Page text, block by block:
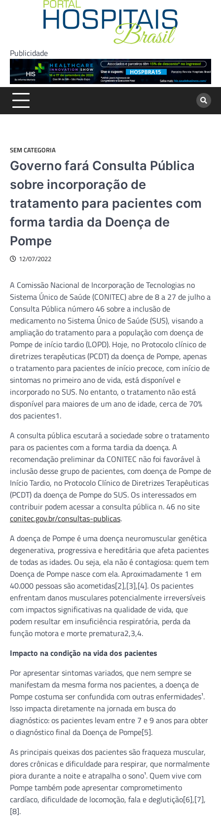
Publicidade
SEM CATEGORIA
Governo fará Consulta Pública
sobre incorporação de
tratamento para pacientes com
forma tardia da Doença de
Pompe
12/07/2022
A Comissão Nacional de Incorporação de Tecnologias no
Sistema Único de Saúde (CONITEC) abre de 8 a 27 de julho a
Consulta Pública número 46 sobre a inclusão de
medicamento no Sistema Único de Saúde (SUS), visando a
ampliação do tratamento para a população com doença de
Pompe de início tardio (LOPD). Hoje, no Protocolo clínico de
diretrizes terapêuticas (PCDT) da doença de Pompe, apenas
o tratamento para pacientes de início precoce, com início de
sintomas no primeiro ano de vida, está disponível e
incorporado no SUS. No entanto, o tratamento não está
disponível para maiores de um ano de idade, cerca de 70%
dos pacientes1.
A consulta pública escutará a sociedade sobre o tratamento
para os pacientes com a forma tardia da doença. A
recomendação preliminar da CONITEC não foi favorável à
inclusão desse grupo de pacientes, com doença de Pompe de
Início Tardio, no Protocolo Clínico de Diretrizes Terapêuticas
(PCDT) da doença de Pompe do SUS. Os interessados em
contribuir podem acessar a consulta pública n. 46 no site
conitec.gov.br/consultas-publicas.
A doença de Pompe é uma doença neuromuscular genética
degenerativa, progressiva e hereditária que afeta pacientes
de todas as idades. Ou seja, ela não é contagiosa: quem tem
Doença de Pompe nasce com ela. Aproximadamente 1 em
40.000 pessoas são acometidas[2],[3],[4]. Os pacientes
enfrentam danos musculares potencialmente irreversíveis
com impactos significativas na qualidade de vida, que
podem resultar em insuficiência respiratória, perda da
função motora e morte prematura2,3,4.
Impacto na condição na vida dos pacientes
Por apresentar sintomas variados, que nem sempre se
manifestam da mesma forma nos pacientes, a doença de
Pompe costuma ser confundida com outras enfermidades¹.
Isso impacta diretamente na jornada em busca do
diagnóstico: os pacientes levam entre 7 e 9 anos para obter
o diagnóstico final da Doença de Pompe[5].
As principais queixas dos pacientes são fraqueza muscular,
dores crônicas e dificuldade para respirar, que normalmente
piora durante a noite e atrapalha o sono¹. Quem vive com
Pompe também pode apresentar comprometimento
cardíaco, dificuldade de locomoção, fala e deglutição[6],[7],
[8].